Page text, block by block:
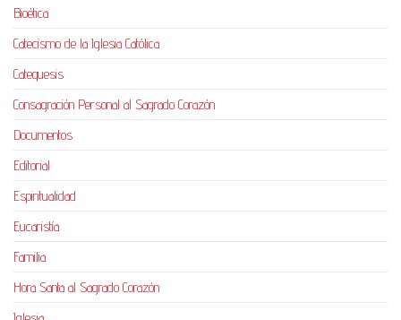
Bioética
Catecismo de la Iglesia Católica
Catequesis
Consagración Personal al Sagrado Corazón
Documentos
Editorial
Espiritualidad
Eucaristía
Familia
Hora Santa al Sagrado Corazón